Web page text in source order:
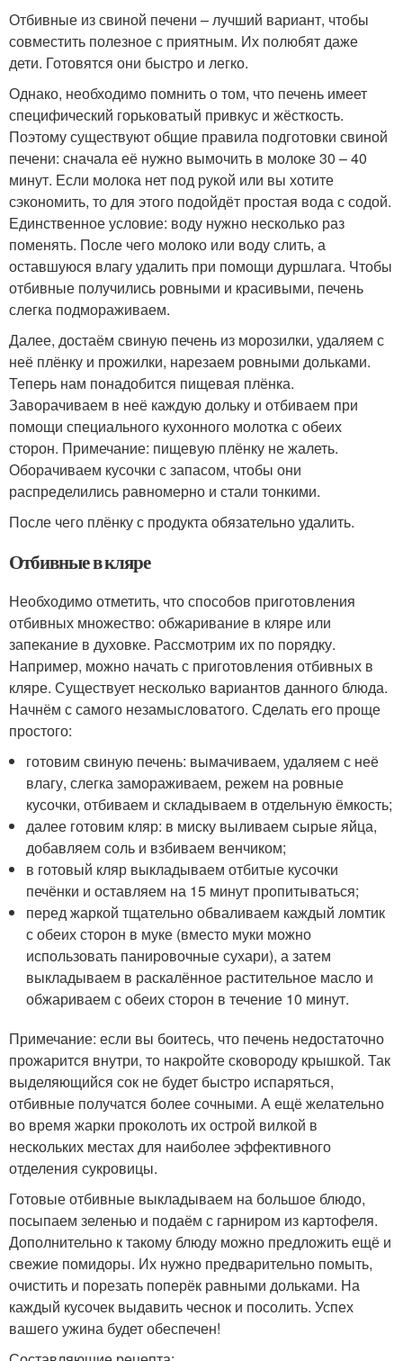
Отбивные из свиной печени – лучший вариант, чтобы
совместить полезное с приятным. Их полюбят даже
дети. Готовятся они быстро и легко.
Однако, необходимо помнить о том, что печень имеет
специфический горьковатый привкус и жёсткость.
Поэтому существуют общие правила подготовки свиной
печени: сначала её нужно вымочить в молоке 30 – 40
минут. Если молока нет под рукой или вы хотите
сэкономить, то для этого подойдёт простая вода с содой.
Единственное условие: воду нужно несколько раз
поменять. После чего молоко или воду слить, а
оставшуюся влагу удалить при помощи дуршлага. Чтобы
отбивные получились ровными и красивыми, печень
слегка подмораживаем.
Далее, достаём свиную печень из морозилки, удаляем с
неё плёнку и прожилки, нарезаем ровными дольками.
Теперь нам понадобится пищевая плёнка.
Заворачиваем в неё каждую дольку и отбиваем при
помощи специального кухонного молотка с обеих
сторон. Примечание: пищевую плёнку не жалеть.
Оборачиваем кусочки с запасом, чтобы они
распределились равномерно и стали тонкими.
После чего плёнку с продукта обязательно удалить.
Отбивные в кляре
Необходимо отметить, что способов приготовления
отбивных множество: обжаривание в кляре или
запекание в духовке. Рассмотрим их по порядку.
Например, можно начать с приготовления отбивных в
кляре. Существует несколько вариантов данного блюда.
Начнём с самого незамысловатого. Сделать его проще
простого:
готовим свиную печень: вымачиваем, удаляем с неё
влагу, слегка замораживаем, режем на ровные
кусочки, отбиваем и складываем в отдельную ёмкость;
далее готовим кляр: в миску выливаем сырые яйца,
добавляем соль и взбиваем венчиком;
в готовый кляр выкладываем отбитые кусочки
печёнки и оставляем на 15 минут пропитываться;
перед жаркой тщательно обваливаем каждый ломтик
с обеих сторон в муке (вместо муки можно
использовать панировочные сухари), а затем
выкладываем в раскалённое растительное масло и
обжариваем с обеих сторон в течение 10 минут.
Примечание: если вы боитесь, что печень недостаточно
прожарится внутри, то накройте сковороду крышкой. Так
выделяющийся сок не будет быстро испаряться,
отбивные получатся более сочными. А ещё желательно
во время жарки проколоть их острой вилкой в
нескольких местах для наиболее эффективного
отделения сукровицы.
Готовые отбивные выкладываем на большое блюдо,
посыпаем зеленью и подаём с гарниром из картофеля.
Дополнительно к такому блюду можно предложить ещё и
свежие помидоры. Их нужно предварительно помыть,
очистить и порезать поперёк равными дольками. На
каждый кусочек выдавить чеснок и посолить. Успех
вашего ужина будет обеспечен!